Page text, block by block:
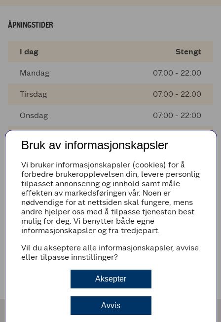
ÅPNINGSTIDER
I dag Stengt
Mandag 07:00 - 22:00
Tirsdag 07:00 - 22:00
Onsdag 07:00 - 22:00
Lørdag 08:00 - 21:00
Søndag Stengt
AVVIKENDE ÅPNINGSTIDER
Det er ingen avvikende åpningstider i nærmeste fremtid
Bruk av informasjonskapsler
Vi bruker informasjonskapsler (cookies) for å
forbedre brukeropplevelsen din, levere personlig
tilpasset annonsering og innhold samt måle
effekten av markedsføringen vår. Noen er
nødvendige for at nettsiden skal fungere, mens
andre hjelper oss med å tilpasse tjenesten best
mulig for deg. Vi benytter både egne
informasjonskapsler og fra tredjepart.
Vil du akseptere alle informasjonskapsler, avvise
eller tilpasse innstillinger?
Aksepter
Avvis